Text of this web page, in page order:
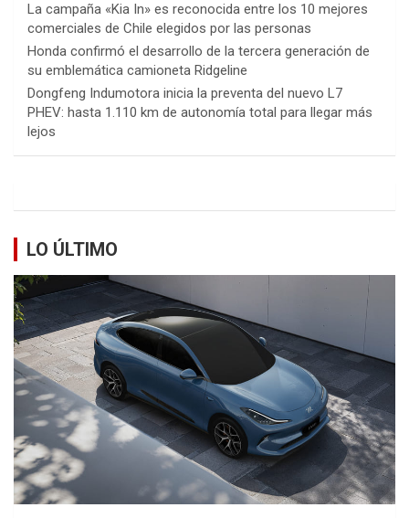
La campaña «Kia In» es reconocida entre los 10 mejores
comerciales de Chile elegidos por las personas
Honda confirmó el desarrollo de la tercera generación de
su emblemática camioneta Ridgeline
Dongfeng Indumotora inicia la preventa del nuevo L7
PHEV: hasta 1.110 km de autonomía total para llegar más
lejos
LO ÚLTIMO